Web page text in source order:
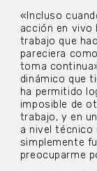
«Incluso
acción en vivo
trabajo que
pareciera
toma
dinámico que
ha permitido
imposible de
trabajo, y en
a nivel técnico
simplemente
preocuparme